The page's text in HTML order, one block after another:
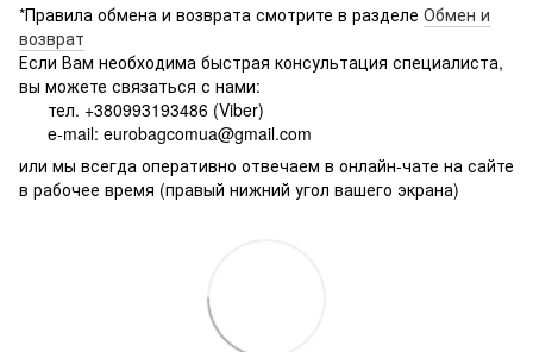
*Правила обмена и возврата смотрите в разделе Обмен и
возврат
Если Вам необходима быстрая консультация специалиста,
вы можете связаться с нами:
тел. +380993193486 (Viber)
e-mail: eurobagcomua@gmail.com
или мы всегда оперативно отвечаем в онлайн-чате на сайте
в рабочее время (правый нижний угол вашего экрана)